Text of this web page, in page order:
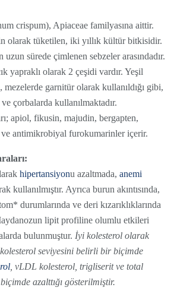
crispum), Apiaceae familyasına aittir.
olarak tüketilen, iki yıllık kültür bitkisidir.
uzun sürede çimlenen sebzeler arasındadır.
yapraklı olarak 2 çeşidi vardır. Yeşil
mezelerde garnitür olarak kullanıldığı gibi,
çorbalarda kullanılmaktadır.
apiol, fikusin, majudin, bergapten,
antimikrobiyal furokumarinler içerir.
hipertansiyonu azaltmada, anemi
kullanılmıştır. Ayrıca burun akıntısında,
durumlarında ve deri kızarıklıklarında
lipit profiline olumlu etkileri
bulunmuştur. İyi kolesterol olarak
kolesterol seviyesini belirli bir biçimde
, vLDL kolesterol, trigliserit ve total
azalttığı gösterilmiştir.